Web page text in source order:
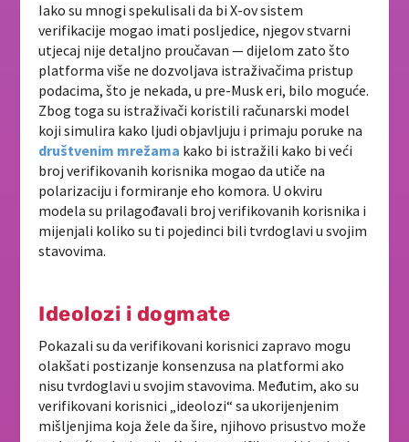
Iako su mnogi spekulisali da bi X-ov sistem
verifikacije mogao imati posljedice, njegov stvarni
utjecaj nije detaljno proučavan — dijelom zato što
platforma više ne dozvoljava istraživačima pristup
podacima, što je nekada, u pre-Musk eri, bilo moguće.
Zbog toga su istraživači koristili računarski model
koji simulira kako ljudi objavljuju i primaju poruke na
društvenim mrežama kako bi istražili kako bi veći
broj verifikovanih korisnika mogao da utiče na
polarizaciju i formiranje eho komora. U okviru
modela su prilagođavali broj verifikovanih korisnika i
mijenjali koliko su ti pojedinci bili tvrdoglavi u svojim
stavovima.
Ideolozi i dogmate
Pokazali su da verifikovani korisnici zapravo mogu
olakšati postizanje konsenzusa na platformi ako
nisu tvrdoglavi u svojim stavovima. Međutim, ako su
verifikovani korisnici „ideolozi“ sa ukorijenjenim
mišljenjima koja žele da šire, njihovo prisustvo može